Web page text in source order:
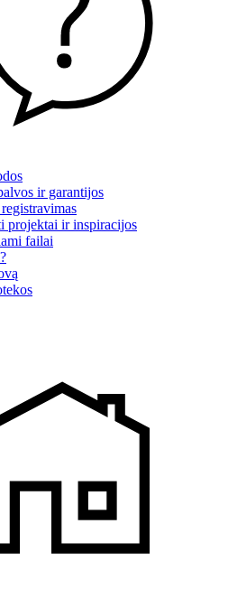
ir garantijos
projektai ir inspiracijos
failai